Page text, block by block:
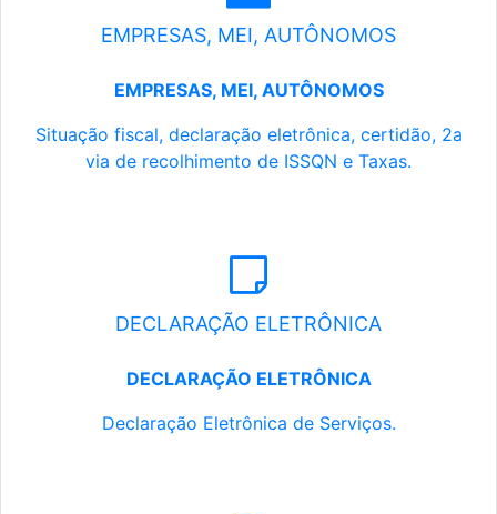
EMPRESAS, MEI, AUTÔNOMOS
EMPRESAS, MEI, AUTÔNOMOS
Situação fiscal, declaração eletrônica, certidão, 2a
via de recolhimento de ISSQN e Taxas.
DECLARAÇÃO ELETRÔNICA
DECLARAÇÃO ELETRÔNICA
Declaração Eletrônica de Serviços.